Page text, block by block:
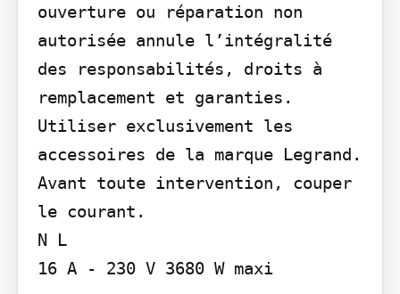
ouverture ou réparation non
autorisée annule l’intégralité
des responsabilités, droits à
remplacement et garanties.
Utiliser exclusivement les
accessoires de la marque Legrand.
Avant toute intervention, couper
le courant.
N L
16 A - 230 V 3680 W maxi